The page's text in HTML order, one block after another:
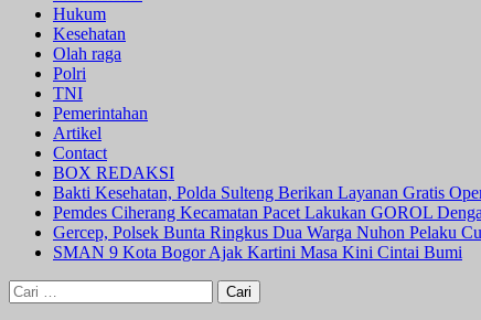
Hukum
Kesehatan
Olah raga
Polri
TNI
Pemerintahan
Artikel
Contact
BOX REDAKSI
Bakti Kesehatan, Polda Sulteng Berikan Layanan Gratis
Pemdes Ciherang Kecamatan Pacet Lakukan GOROL
Gercep, Polsek Bunta Ringkus Dua Warga Nuhon Pelaku
SMAN 9 Kota Bogor Ajak Kartini Masa Kini Cintai Bumi
Cari
untuk: